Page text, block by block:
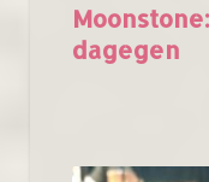
dagegen